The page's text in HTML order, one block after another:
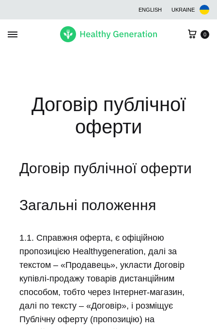
ENGLISH UKRAINE
Cart
0
Договір публічної
оферти
Договір публічної оферти
Загальні положення
1.1. Справжня оферта, є офіційною
пропозицією Healthygeneration, далі за
текстом – «Продавець», укласти Договір
купівлі-продажу товарів дистанційним
способом, тобто через Інтернет-магазин,
далі по тексту – «Договір», і розміщує
Публічну оферту (пропозицію) на